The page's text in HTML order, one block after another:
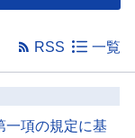
RSS 一覧
一項の規定に基